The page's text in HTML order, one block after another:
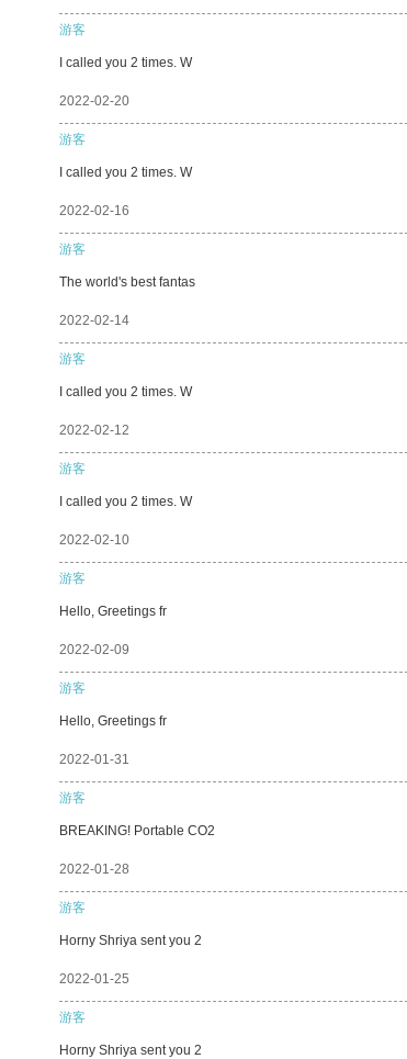
游客
I called you 2 times. W
2022-02-20
游客
I called you 2 times. W
2022-02-16
游客
The world's best fantas
2022-02-14
游客
I called you 2 times. W
2022-02-12
游客
I called you 2 times. W
2022-02-10
游客
Hello, Greetings fr
2022-02-09
游客
Hello, Greetings fr
2022-01-31
游客
BREAKING! Portable CO2
2022-01-28
游客
Horny Shriya sent you 2
2022-01-25
游客
Horny Shriya sent you 2